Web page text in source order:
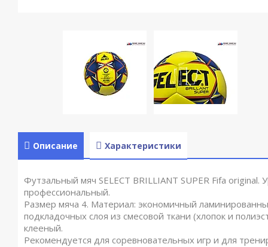
Описание Характеристики
Футзальный мяч SELECT BRILLIANT SUPER Fifa original.
профессиональный.
Размер мяча 4. Материал: экономичный
подкладочных слоя из смесовой ткани (хлопок и
клееный.
Рекомендуется для соревновательных игр и для